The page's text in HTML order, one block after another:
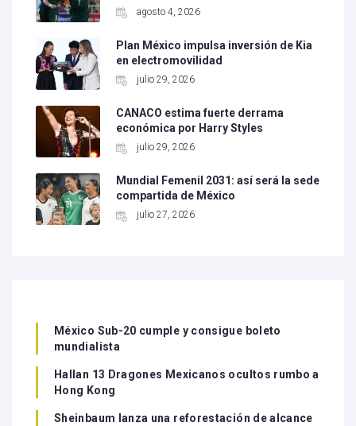
agosto 4, 2026
Plan México impulsa inversión de Kia
en electromovilidad
julio 29, 2026
CANACO estima fuerte derrama
económica por Harry Styles
julio 29, 2026
Mundial Femenil 2031: así será la sede
compartida de México
julio 27, 2026
México Sub-20 cumple y consigue boleto
mundialista
Hallan 13 Dragones Mexicanos ocultos rumbo a
Hong Kong
Sheinbaum lanza una reforestación de alcance